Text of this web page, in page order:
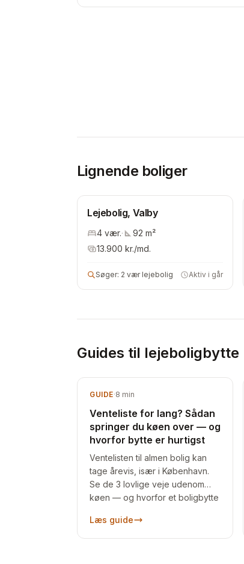
Lignende boliger
Lejebolig, Valby
4 vær.· 92 m²
13.900 kr./md.
Søger: 2 vær lejebolig Aktiv i går
Guides til lejeboligbytte
GUIDE·8 min
Venteliste for lang? Sådan
springer du køen over — og
hvorfor bytte er hurtigst
Ventelisten til almen bolig kan
tage årevis, især i København.
Se de 3 lovlige veje udenom
køen — og hvorfor et boligbytte
Læs guide